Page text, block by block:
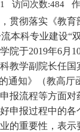
访问次数:484作
贯彻落实《教
本科专业建设“
院于2019年6月
学副院长任
通知》（教高厅
流程等方面
申报过程中的
重要性，表